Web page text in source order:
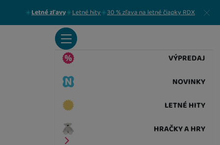
Letné zľavy Letné hity 30 % zľava na letné čiapky RDX Zavrieť
VÝPREDAJ
NOVINKY
LETNÉ HITY
HRAČKY A HRY